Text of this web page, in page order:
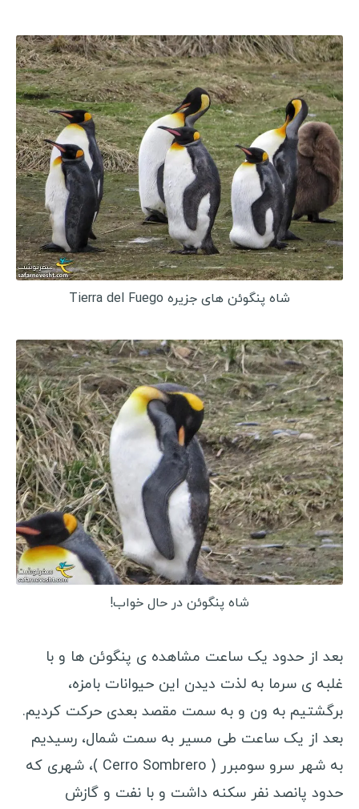
شاه پنگوئن های جزیره Tierra del Fuego
شاه پنگوئن در حال خواب!
بعد از حدود یک ساعت مشاهده ی پنگوئن ها و با
غلبه ی سرما به لذت دیدن این حیوانات بامزه،
برگشتیم به ون و به سمت مقصد بعدی حرکت کردیم.
بعد از یک ساعت طی مسیر به سمت شمال، رسیدیم
به شهر سرو سومبرر ( Cerro Sombrero )، شهری که
حدود پانصد نفر سکنه داشت و با نفت و گازش